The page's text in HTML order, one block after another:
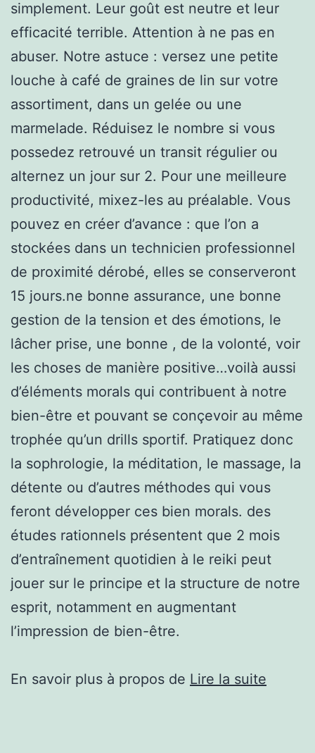
simplement. Leur goût est neutre et leur
efficacité terrible. Attention à ne pas en
abuser. Notre astuce : versez une petite
louche à café de graines de lin sur votre
assortiment, dans un gelée ou une
marmelade. Réduisez le nombre si vous
possedez retrouvé un transit régulier ou
alternez un jour sur 2. Pour une meilleure
productivité, mixez-les au préalable. Vous
pouvez en créer d’avance : que l’on a
stockées dans un technicien professionnel
de proximité dérobé, elles se conserveront
15 jours.ne bonne assurance, une bonne
gestion de la tension et des émotions, le
lâcher prise, une bonne , de la volonté, voir
les choses de manière positive…voilà aussi
d’éléments morals qui contribuent à notre
bien-être et pouvant se conçevoir au même
trophée qu’un drills sportif. Pratiquez donc
la sophrologie, la méditation, le massage, la
détente ou d’autres méthodes qui vous
feront développer ces bien morals. des
études rationnels présentent que 2 mois
d’entraînement quotidien à le reiki peut
jouer sur le principe et la structure de notre
esprit, notamment en augmentant
l’impression de bien-être.
En savoir plus à propos de Lire la suite